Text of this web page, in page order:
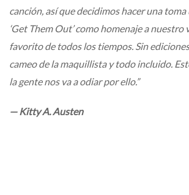
canción, así que decidimos hacer una toma
‘Get Them Out’ como homenaje a nuestro
favorito de todos los tiempos. Sin
cameo de la maquillista y todo incluido.
la gente nos va a odiar por ello.”
— Kitty A. Austen